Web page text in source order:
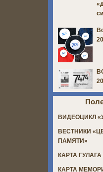
ВИДЕОЦИКЛ
ВЕСТНИКИ
ПАМЯТИ»
КАРТА
КАРТА